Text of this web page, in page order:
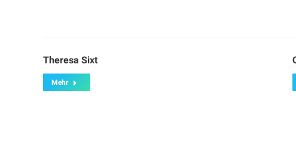
Theresa Sixt
Mehr